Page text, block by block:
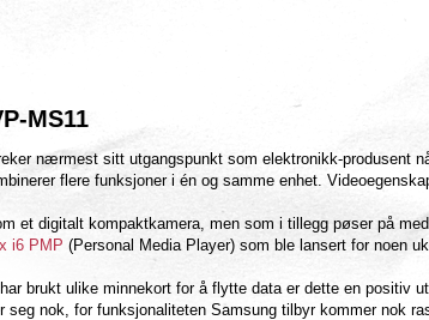
MS11
nærmest sitt utgangspunkt som elektronikk-produsent
flere funksjoner i én og samme enhet.
et digitalt kompaktkamera, men som i tillegg pøser på
i6 PMP (Personal Media Player) som ble lansert for noen
brukt ulike minnekort for å flytte data er dette en positiv
seg nok, for funksjonaliteten Samsung tilbyr kommer nok